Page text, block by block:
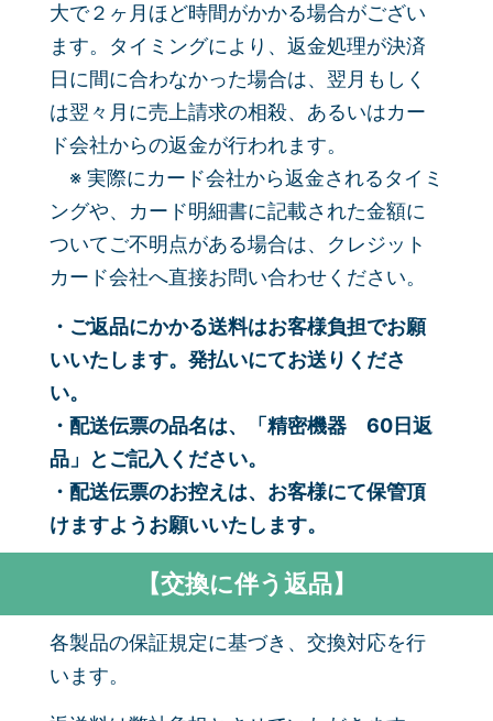
大で２ヶ月ほど時間がかかる場合がござい
ます。タイミングにより、返金処理が決済
日に間に合わなかった場合は、翌月もしく
は翌々月に売上請求の相殺、あるいはカー
ド会社からの返金が行われます。
※ 実際にカード会社から返金されるタイミ
ングや、カード明細書に記載された金額に
ついてご不明点がある場合は、クレジット
カード会社へ直接お問い合わせください。
・ご返品にかかる送料はお客様負担でお願
いいたします。発払いにてお送りくださ
い。
・配送伝票の品名は、「精密機器 60日返
品」とご記入ください。
・配送伝票のお控えは、お客様にて保管頂
けますようお願いいたします。
【交換に伴う返品】
各製品の保証規定に基づき、交換対応を行
います。